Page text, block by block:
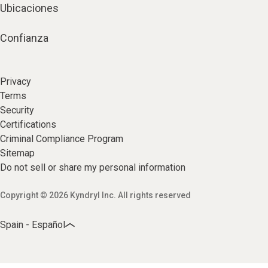
Ubicaciones
Confianza
Privacy
Terms
Security
Certifications
Criminal Compliance Program
Sitemap
Do not sell or share my personal information
Copyright © 2026 Kyndryl Inc. All rights reserved
Spain - Español